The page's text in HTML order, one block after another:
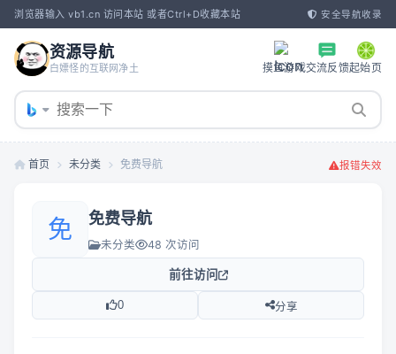
浏览器输入 vb1.cn 访问本站 或者Ctrl+D收藏本站 安全导航收录
资源导航
白嫖怪的互联网净土 摸鱼游戏交流反馈起始页
首页 未分类 免费导航 报错失效
免 免费导航
未分类 48 次访问
前往访问
0 分享